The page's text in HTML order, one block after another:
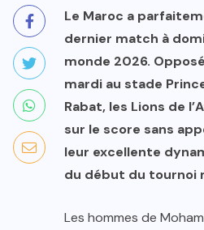
Le Maroc a
dernier match à
monde 2026.
mardi au stade
Rabat, les Lions de
sur le score sans
leur excellente
du début du tournoi
Les hommes de